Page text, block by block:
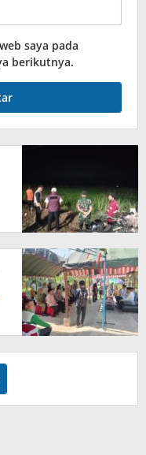
saya pada
berikutnya.